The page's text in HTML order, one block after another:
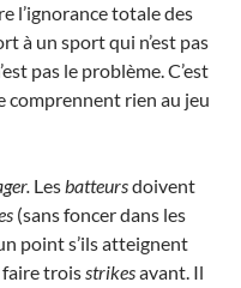
l’ignorance totale des
à un sport qui n’est pas
pas le problème. C’est
comprennent rien au jeu
Lesbatteursdoivent
(sans foncer dans les
point s’ils atteignent
faire troisstrikesavant. Il